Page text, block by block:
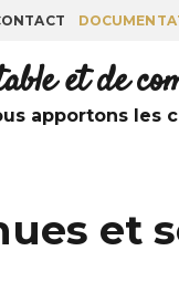
et de
apportons les
et